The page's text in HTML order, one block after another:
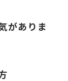
がありま